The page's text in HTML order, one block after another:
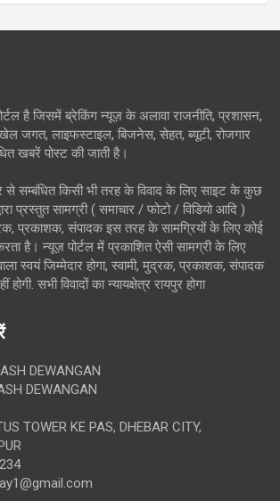
है जिसमें ब्रेकिंग न्यूज़ के अलावा राजनीति, प्रशासन,
जगत, लाइफस्टाइल, बिजनेस, सेहत, ब्यूटी, रोजगार
खबरें पोस्ट की जाती है।
से सम्बंधित किसी भी तरह के विवाद के लिए साइट के कुछ
प्रस्तुत सामग्री ( समाचार / फोटो / विडियो आदि )
प्रकाशक, संपादक इस तरह के सामग्रियों के लिए कोई
है। न्यूज़ पोर्टल में प्रकाशित ऐसी सामग्री के लिए
स्वयं जिम्मेदार होगा, स्वामी, मुद्रक, प्रकाशक, संपादक
होगी. सभी विवादों का न्यायक्षेत्र रायपुर होगा
DEWANGAN
DEWANGAN
TOWER KE PAS, DHEBAR CITY,